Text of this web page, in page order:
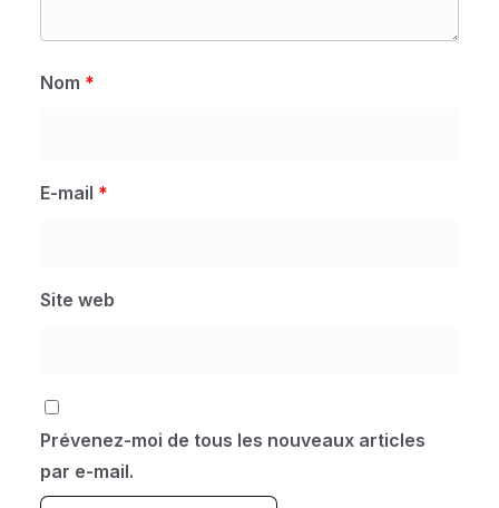
Nom *
E-mail *
Site web
Prévenez-moi de tous les nouveaux articles
par e-mail.